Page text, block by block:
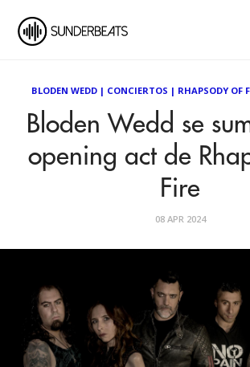
BLODEN WEDD | CONCIERTOS | RHAPSODY OF
Bloden Wedd se
opening act de
Fire
08 APR 2024